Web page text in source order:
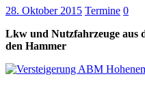
28. Oktober 2015 Termine 0
Lkw und Nutzfahrzeuge aus
den Hammer